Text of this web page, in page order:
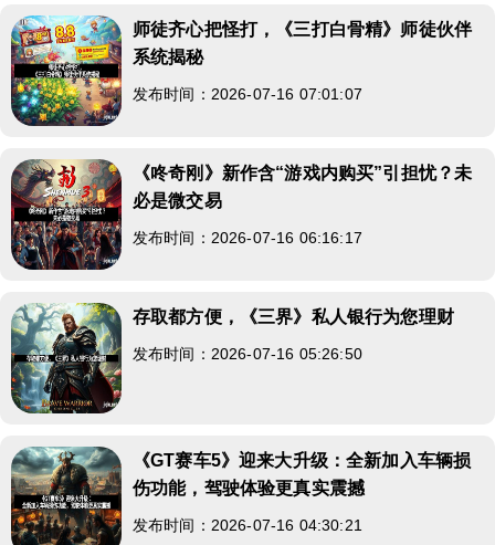
师徒齐心把怪打，《三打白骨精》师徒伙伴
系统揭秘
发布时间：2026-07-16 07:01:07
《咚奇刚》新作含“游戏内购买”引担忧？未
必是微交易
发布时间：2026-07-16 06:16:17
存取都方便，《三界》私人银行为您理财
发布时间：2026-07-16 05:26:50
《GT赛车5》迎来大升级：全新加入车辆损
伤功能，驾驶体验更真实震撼
发布时间：2026-07-16 04:30:21